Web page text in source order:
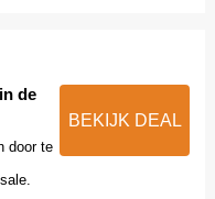
de
door te
BEKIJK DEAL